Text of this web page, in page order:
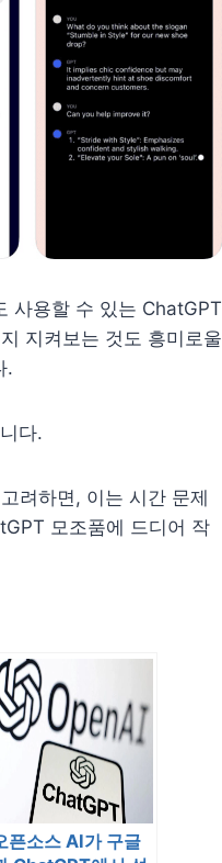
사용할 수 있는 ChatGPT
지켜보는 것도 흥미로울
.
다.
려하면, 이는 시간 문제
모조품에 드디어 작
픈소스 AI가 구글